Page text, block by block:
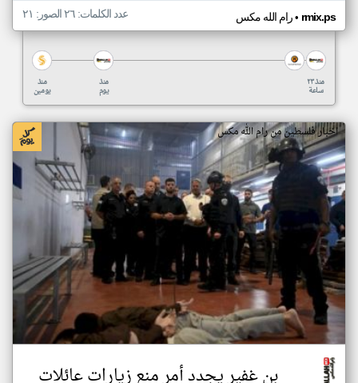
رام الله مكس• rmix.ps عدد الكلمات: ٢٦ الصور: ٢١
منذ
يومين
منذ
يوم
منذ ٢٣
ساعة
اخبار فلسطين من رام الله مكس
بن غفير يجدد أمر منع زيارات عائلات